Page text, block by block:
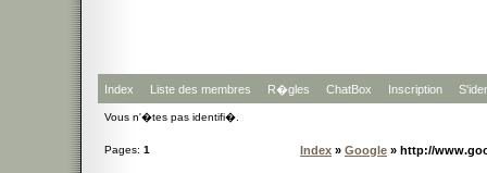
Index Liste des membres R�gles ChatBox Inscription
Vous n'�tes pas identifi�.
Pages: 1 Index » Google » http://